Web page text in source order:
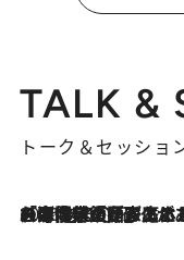
TALK &
トーク＆セッショ
2026.8.3
「今後値上げがあるとすれば…」「リスクがあるのは今年の冬」エネルギー専門家が語る、ホルムズ海峡封鎖が家庭にもたらす“ある心配”